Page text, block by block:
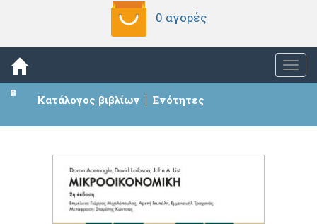
0 αγορές
Κατάλογος βιβλίων Ενότητες